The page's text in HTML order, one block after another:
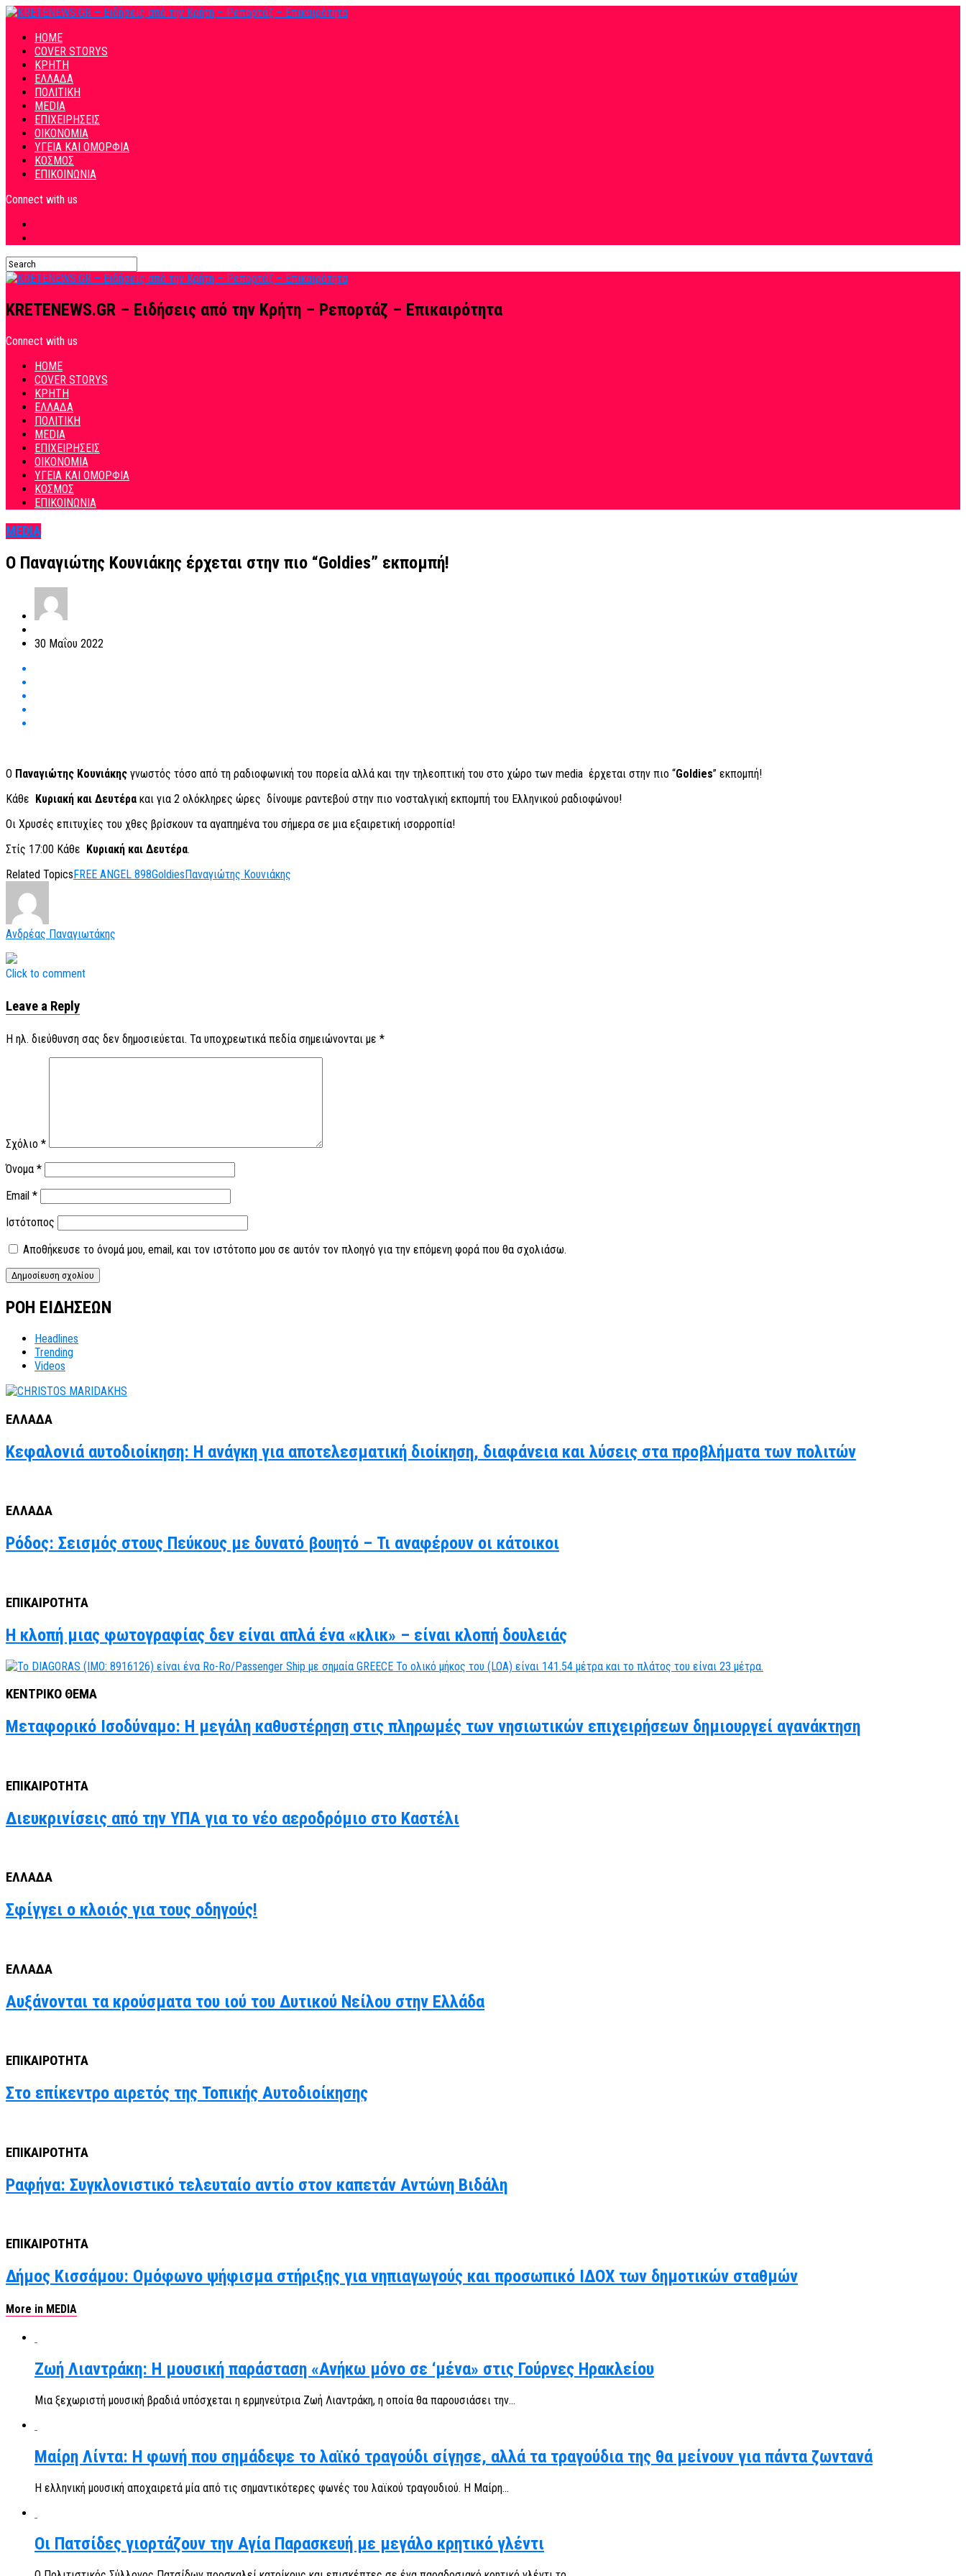
HOME
COVER STORYS
ΚΡΗΤΗ
ΕΛΛΑΔΑ
ΠΟΛΙΤΙΚΗ
MEDIA
ΕΠΙΧΕΙΡΗΣΕΙΣ
ΟΙΚΟΝΟΜΙΑ
ΥΓΕΙΑ ΚΑΙ ΟΜΟΡΦΙΑ
ΚΟΣΜΟΣ
ΕΠΙΚΟΙΝΩΝΙΑ
Connect with us
KRETENEWS.GR – Ειδήσεις από την Κρήτη – Ρεπορτάζ – Επικαιρότητα
Connect with us
HOME
COVER STORYS
ΚΡΗΤΗ
ΕΛΛΑΔΑ
ΠΟΛΙΤΙΚΗ
MEDIA
ΕΠΙΧΕΙΡΗΣΕΙΣ
ΟΙΚΟΝΟΜΙΑ
ΥΓΕΙΑ ΚΑΙ ΟΜΟΡΦΙΑ
ΚΟΣΜΟΣ
ΕΠΙΚΟΙΝΩΝΙΑ
MEDIA
Ο Παναγιώτης Κουνιάκης έρχεται στην πιο “Goldies” εκπομπή!
30 Μαΐου 2022
Ο Παναγιώτης Κουνιάκης γνωστός τόσο από τη ραδιοφωνική του πορεία αλλά και την τηλεοπτική του στο χώρο των media έρχεται στην πιο “Goldies” εκπομπή!
Κάθε
Κυριακή και Δευτέρα και για 2 ολόκληρες ώρες δίνουμε ραντεβού στην πιο νοσταλγική εκπομπή του Ελληνικού ραδιοφώνου!
Οι Χρυσές επιτυχίες του χθες βρίσκουν τα αγαπημένα του σήμερα σε μια εξαιρετική ισορροπία!
Στίς 17:00 Κάθε
Κυριακή και Δευτέρα.
Related Topics FREE ANGEL 898Goldies Παναγιώτης Κουνιάκης
Ανδρέας Παναγιωτάκης
Click to comment
Leave a Reply
Η ηλ. διεύθυνση σας δεν δημοσιεύεται. Τα υποχρεωτικά πεδία σημειώνονται με *
Σχόλιο *
Όνομα *
Email *
Ιστότοπος
Αποθήκευσε το όνομά μου, email, και τον ιστότοπο μου σε αυτόν τον πλοηγό για την επόμενη φορά που θα σχολιάσω.
ΡΟΗ ΕΙΔΗΣΕΩΝ
Headlines
Trending
Videos
ΕΛΛΑΔΑ
Κεφαλονιά αυτοδιοίκηση: Η ανάγκη για αποτελεσματική διοίκηση, διαφάνεια και λύσεις στα προβλήματα των πολιτών
ΕΛΛΑΔΑ
Ρόδος: Σεισμός στους Πεύκους με δυνατό βουητό – Τι αναφέρουν οι κάτοικοι
ΕΠΙΚΑΙΡΟΤΗΤΑ
Η κλοπή μιας φωτογραφίας δεν είναι απλά ένα «κλικ» – είναι κλοπή δουλειάς
ΚΕΝΤΡΙΚΟ ΘΕΜΑ
Μεταφορικό Ισοδύναμο: Η μεγάλη καθυστέρηση στις πληρωμές των νησιωτικών επιχειρήσεων δημιουργεί αγανάκτηση
ΕΠΙΚΑΙΡΟΤΗΤΑ
Διευκρινίσεις από την ΥΠΑ για το νέο αεροδρόμιο στο Καστέλι
ΕΛΛΑΔΑ
Σφίγγει ο κλοιός για τους οδηγούς!
ΕΛΛΑΔΑ
Αυξάνονται τα κρούσματα του ιού του Δυτικού Νείλου στην Ελλάδα
ΕΠΙΚΑΙΡΟΤΗΤΑ
Στο επίκεντρο αιρετός της Τοπικής Αυτοδιοίκησης
ΕΠΙΚΑΙΡΟΤΗΤΑ
Ραφήνα: Συγκλονιστικό τελευταίο αντίο στον καπετάν Αντώνη Βιδάλη
ΕΠΙΚΑΙΡΟΤΗΤΑ
Δήμος Κισσάμου: Ομόφωνο ψήφισμα στήριξης για νηπιαγωγούς και προσωπικό ΙΔΟΧ των δημοτικών σταθμών
More in MEDIA
Ζωή Λιαντράκη: Η μουσική παράσταση «Ανήκω μόνο σε ‘μένα» στις Γούρνες Ηρακλείου
Μια ξεχωριστή μουσική βραδιά υπόσχεται η ερμηνεύτρια Ζωή Λιαντράκη, η οποία θα παρουσιάσει την...
Μαίρη Λίντα: Η φωνή που σημάδεψε το λαϊκό τραγούδι σίγησε, αλλά τα τραγούδια της θα μείνουν για πάντα ζωντανά
Η ελληνική μουσική αποχαιρετά μία από τις σημαντικότερες φωνές του λαϊκού τραγουδιού. Η Μαίρη...
Οι Πατσίδες γιορτάζουν την Αγία Παρασκευή με μεγάλο κρητικό γλέντι